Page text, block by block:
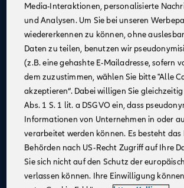
Kontinuierliche Unterstützung :
Schulungen und Coachings durch
Mitarbeiter:innen, Trainer:innen und
um fachlich und persönlich zu
Flexible Arbeitsmöglichkeiten
:
digitalen Beratungstools, um von
arbeiten und Deine Kundinnen und
bestmöglich zu betreuen.
Attraktives Vergütungsmodell:
Einkommen selbst – durch Fleiß und
kannst Du über Dein Festgehalt
und leistungsbezogene
verdienen.
Media-Interaktionen, personalisierte
und Analysen. Um Sie bei unseren
wiedererkennen zu können, ohne
Daten zu teilen, benutzen wir
(z.B. eine gehashte E-Mailadresse, sofern
dem zuzustimmen, wählen Sie bitte "Alle
akzeptieren“. Dabei willigen Sie
Abs. 1 S. 1 lit. a DSGVO ein, dass
Informationen von Unternehmen in oder
verarbeitet werden können. Es besteht das
Behörden nach US-Recht Zugriff auf Ihre
Sie sich nicht auf den Schutz der
verlassen können. Ihre Einwilligung